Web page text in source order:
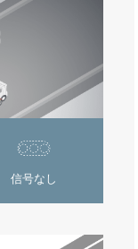
信号なし